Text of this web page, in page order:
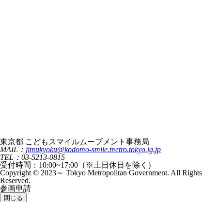
東京都 こどもスマイルムーブメント事務局
MAIL： jimukyoku@kodomo-smile.metro.tokyo.lg.jp
TEL：03-5213-0815
受付時間：10:00~17:00（※土日休日を除く）
Copyright © 2023～ Tokyo Metropolitan Government. All Rights
Reserved.
参画申請
閉じる